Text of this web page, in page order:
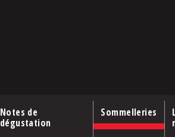
Notes de
dégustation
Sommelleries